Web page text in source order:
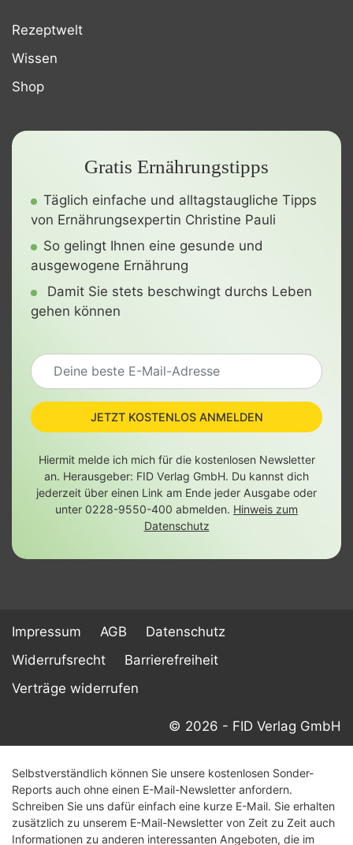
Rezeptwelt
Wissen
Shop
Gratis Ernährungstipps
Täglich einfache und alltagstaugliche Tipps
von Ernährungsexpertin Christine Pauli
So gelingt Ihnen eine gesunde und
ausgewogene Ernährung
Damit Sie stets beschwingt durchs Leben
gehen können
JETZT KOSTENLOS ANMELDEN
Hiermit melde ich mich für die kostenlosen Newsletter
an. Herausgeber: FID Verlag GmbH. Du kannst dich
jederzeit über einen Link am Ende jeder Ausgabe oder
unter 0228-9550-400 abmelden. Hinweis zum
Datenschutz
Impressum AGB
Datenschutz
Widerrufsrecht
Barrierefreiheit
Verträge widerrufen
© 2026 - FID Verlag GmbH
Selbstverständlich können Sie unsere kostenlosen Sonder-
Reports auch ohne einen E-Mail-Newsletter anfordern.
Schreiben Sie uns dafür einfach eine kurze E-Mail. Sie erhalten
zusätzlich zu unserem E-Mail-Newsletter von Zeit zu Zeit auch
Informationen zu anderen interessanten Angeboten, die im